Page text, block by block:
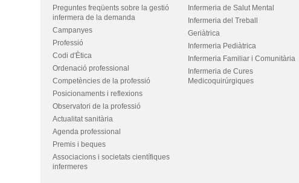
Preguntes freqüents sobre la gestió
infermera de la demanda
Campanyes
Professió
Codi d'Ètica
Ordenació professional
Competències de la professió
Posicionaments i reflexions
Observatori de la professió
Actualitat sanitària
Agenda professional
Premis i beques
Associacions i societats científiques
infermeres
Infermeria de Salut Mental
Infermeria del Treball
Geriàtrica
Infermeria Pediàtrica
Infermeria Familiar i Comunitària
Infermeria de Cures
Medicoquirúrgiques